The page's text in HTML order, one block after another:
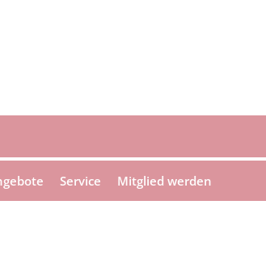
Service Mitglied werden